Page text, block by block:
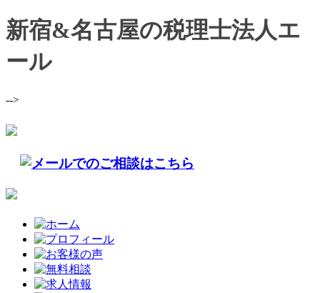
新宿&名古屋の税理士法人エ
ール
-->